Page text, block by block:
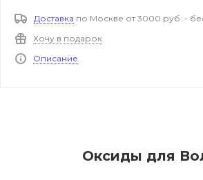
Доставка по Москве от 3000 руб. -
Хочу в подарок
Описание
Оксиды для